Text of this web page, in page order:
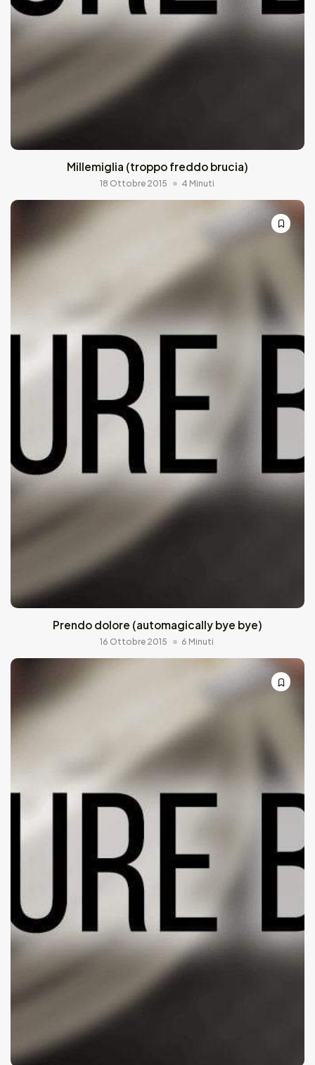
Millemiglia (troppo freddo brucia)
18 Ottobre 2015 4 Minuti
Prendo dolore (automagically bye bye)
16 Ottobre 2015 6 Minuti